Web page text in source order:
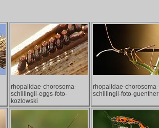
rhopalidae-chorosoma-
schillingii-eggs-foto-
kozlowski
rhopalidae-chorosoma-
schillingii-foto-guenther